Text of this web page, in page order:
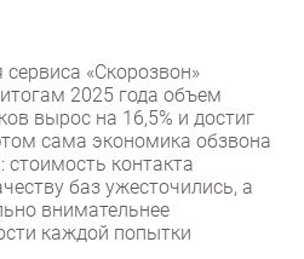
«Скорозвон»
2025 года объем
вырос на 16,5% и достиг
сама экономика обзвона
контакта
баз ужесточились, а
внимательнее
каждой попытки